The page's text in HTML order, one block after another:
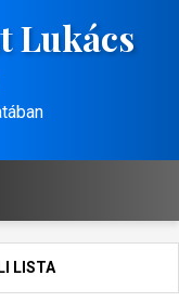
Lukács
LISTA